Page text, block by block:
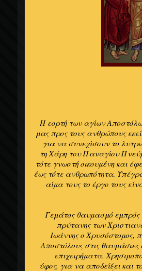
Η εορτή των αγίων
μας προς τους ανθρώπους
για να συνεχίσουν το
τη Χάρη του Παναγίου
τότε γνωστή οικουμένη και
έως τότε ανθρωπότητα.
αίμα τους το έργο τους
Γεμάτος θαυμασμό εμπρός
πρύτανης των
Ιωάννης ο Χρυσόστομος,
Αποστόλους στις θαυμάσιες
επιχειρήματα.
ύφος, για να αποδείξει και